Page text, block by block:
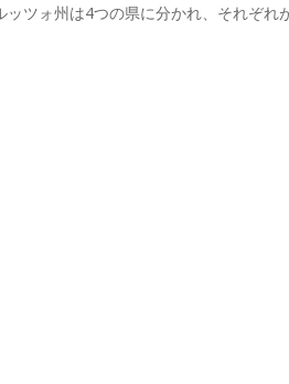
ツォ州は4つの県に分かれ、それぞれ